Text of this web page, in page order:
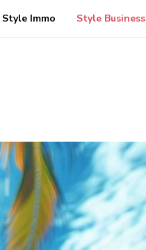
Style Immo Style Business